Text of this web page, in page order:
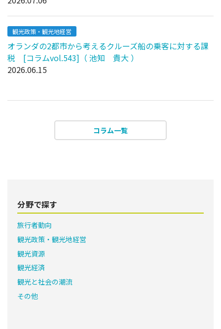
観光政策・観光地経営
オランダの2都市から考えるクルーズ船の乗客に対する課
税 [コラムvol.543]（ 池知 貴大 ）
2026.06.15
コラム一覧
分野で探す
旅行者動向
観光政策・観光地経営
観光資源
観光経済
観光と社会の潮流
その他